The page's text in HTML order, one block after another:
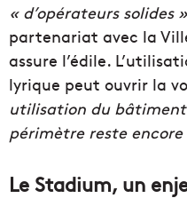
« d’opérateurs solides »
partenariat avec la
assure l’édile.
lyrique peut ouvrir la
utilisation du
périmètre reste
Le Stadium, un